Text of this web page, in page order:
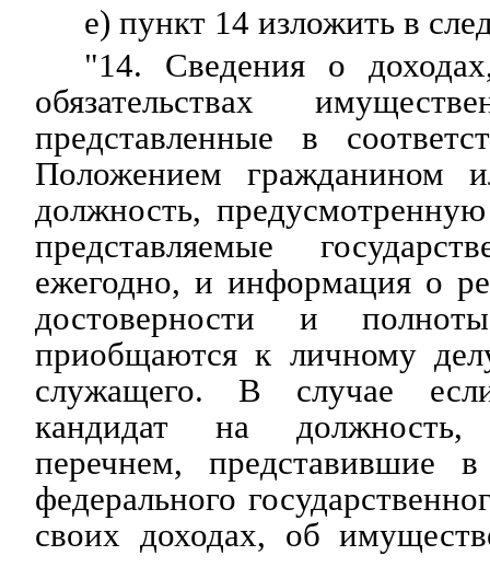
е) пункт 14 изложить в
"14. Сведения о
обязательствах
представленные в
Положением гражданином
должность,
представляемые
ежегодно, и информация о
достоверности и
приобщаются к личному
служащего. В случае
кандидат на должность,
перечнем, представившие
федерального
своих доходах, об